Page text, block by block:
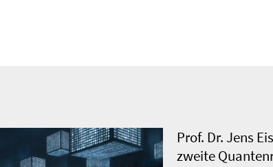
Prof. Dr. Jens
zweite